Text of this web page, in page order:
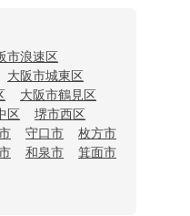
市浪速区
大阪市城東区
大阪市鶴見区
区
堺市西区
守口市
枚方市
和泉市
箕面市